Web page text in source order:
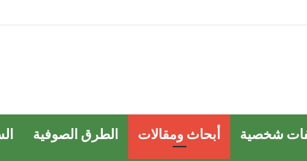
شخصية أبحاث ومقالات الطرق الصوفية